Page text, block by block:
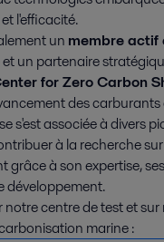
l'efficacité.
un membre actif
et un partenaire
for Zero Carbon
des
s'est associée à divers
à la recherche
grâce à son expertise,
développement.
notre centre de test et
marine :